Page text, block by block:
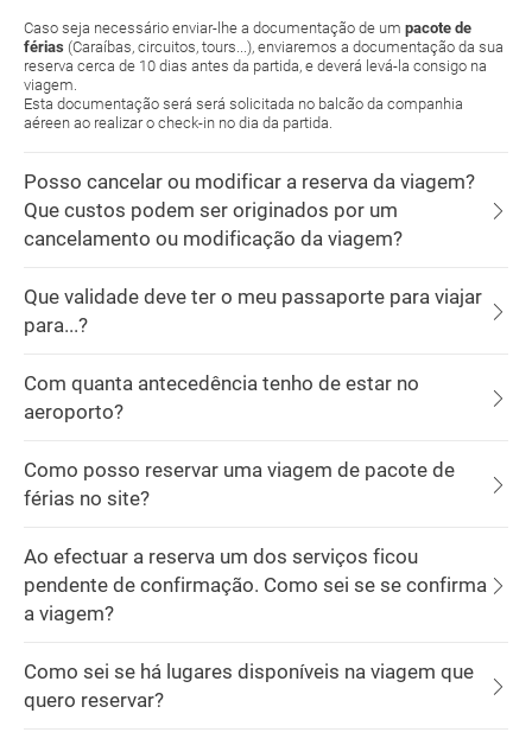
Caso seja necessário enviar-lhe a documentação de um pacote de
férias (Caraíbas, circuitos, tours...), enviaremos a documentação da sua
reserva cerca de 10 dias antes da partida, e deverá levá-la consigo na
viagem.
Esta documentação será será solicitada no balcão da companhia
aéreen ao realizar o check-in no dia da partida.
Posso cancelar ou modificar a reserva da viagem?
Que custos podem ser originados por um
cancelamento ou modificação da viagem?
Que validade deve ter o meu passaporte para viajar
para...?
Com quanta antecedência tenho de estar no
aeroporto?
Como posso reservar uma viagem de pacote de
férias no site?
Ao efectuar a reserva um dos serviços ficou
pendente de confirmação. Como sei se se confirma
a viagem?
Como sei se há lugares disponíveis na viagem que
quero reservar?